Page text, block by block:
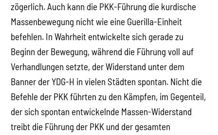
zögerlich. Auch kann die PKK-Führung die kurdische
Massenbewegung nicht wie eine Guerilla-Einheit
befehlen. In Wahrheit entwickelte sich gerade zu
Beginn der Bewegung, während die Führung voll auf
Verhandlungen setzte, der Widerstand unter dem
Banner der YDG-H in vielen Städten spontan. Nicht die
Befehle der PKK führten zu den Kämpfen, im Gegenteil,
der sich spontan entwickelnde Massen-Widerstand
treibt die Führung der PKK und der gesamten